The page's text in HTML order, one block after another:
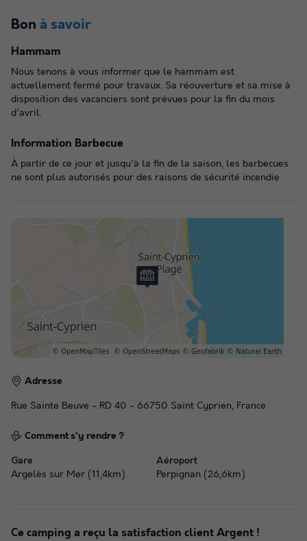
Bon à savoir
Hammam
Nous tenons à vous informer que le hammam est
actuellement fermé pour travaux. Sa réouverture et sa mise à
disposition des vacanciers sont prévues pour la fin du mois
d'avril.
Information Barbecue
À partir de ce jour et jusqu'à la fin de la saison, les barbecues
ne sont plus autorisés pour des raisons de sécurité incendie
Adresse
Rue Sainte Beuve - RD 40 - 66750 Saint Cyprien, France
Comment s'y rendre ?
Gare
Argelès sur Mer (11,4km)
Aéroport
Perpignan (26,6km)
Ce camping a reçu la satisfaction client Argent !